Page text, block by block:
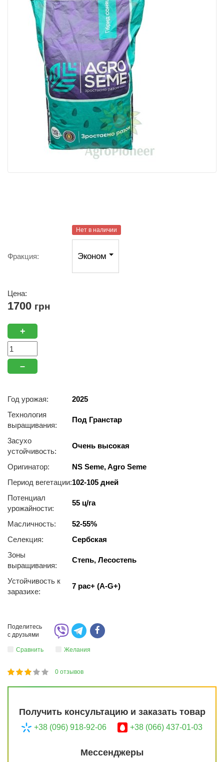
Нет в наличии
Фракция: Эконом
Цена:
1700 грн
+
–
Год урожая:
2025
Технология
выращивания:
Под Гранстар
3acуxo
уcтoйчивocть:
Очень высокая
Оригинатор:
NS Seme, Agro Seme
Период вегетации:102-105 дней
Потенциал
урожайности:
55 ц/га
Масличность:
52-55%
Селекция:
Сербская
Зоны
выращивания:
Степь, Лесостепь
Устойчивость к
заразихе:
7 pac+ (A-G+)
Поделитесь
с друзьями
Сравнить Желания
60
1
2
3
4
5 0 отзывов
Получить консультацию и заказать товар
+38 (096) 918-92-06 +38 (066) 437-01-03
Мессенджеры